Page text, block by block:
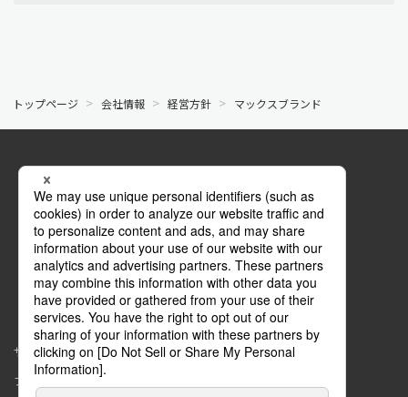
トップページ 会社情報 経営方針 マックスブランド
公式SNS
Facebook
マイページ
サイトマップ
このサイトについて
プライバシーポリシー